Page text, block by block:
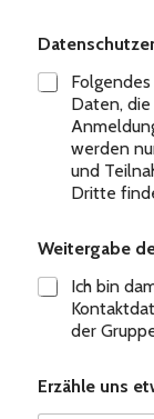
Daten,
Anmeldung zur Verfügung gestellt
werden
und Teilnahme verwendet. Die
Dritte
Weitergabe
Ich bin
Erzähle uns